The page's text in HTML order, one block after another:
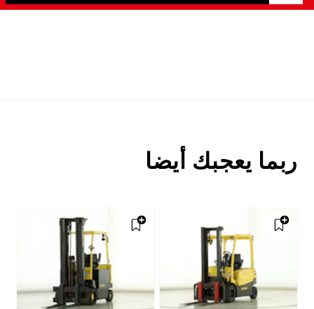
ربما يعجبك أيضا